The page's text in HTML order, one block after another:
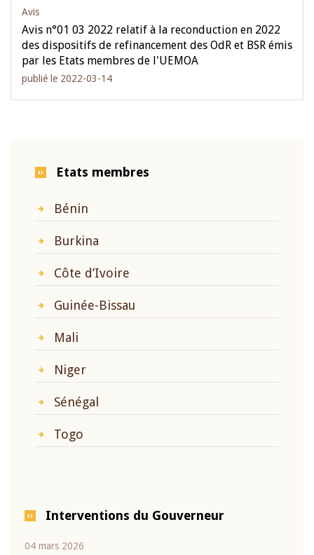
Avis
Avis n°01 03 2022 relatif à la reconduction en 2022
des dispositifs de refinancement des OdR et BSR émis
par les Etats membres de l'UEMOA
publié le 2022-03-14
Etats membres
Bénin
Burkina
Côte d’Ivoire
Guinée-Bissau
Mali
Niger
Sénégal
Togo
Interventions du Gouverneur
04 mars 2026